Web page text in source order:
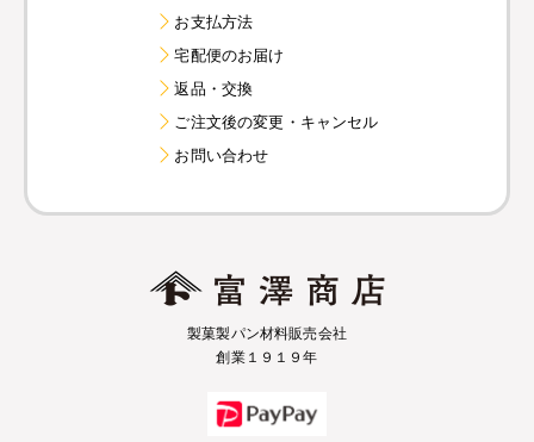
お支払方法
宅配便のお届け
返品・交換
ご注文後の変更・キャンセル
お問い合わせ
製菓製パン材料販売会社
創業１９１９年